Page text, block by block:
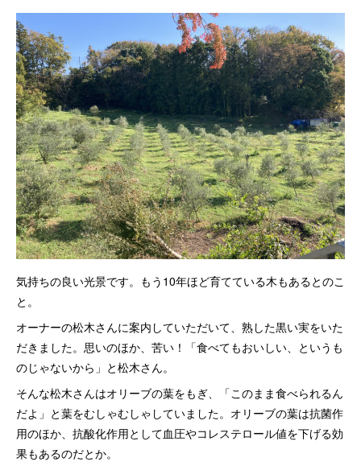
気持ちの良い光景です。もう10年ほど育てている木もあるとのこ
と。
オーナーの松木さんに案内していただいて、熟した黒い実をいた
だきました。思いのほか、苦い！「食べてもおいしい、というも
のじゃないから」と松木さん。
そんな松木さんはオリーブの葉をもぎ、「このまま食べられるん
だよ」と葉をむしゃむしゃしていました。オリーブの葉は抗菌作
用のほか、抗酸化作用として血圧やコレステロール値を下げる効
果もあるのだとか。